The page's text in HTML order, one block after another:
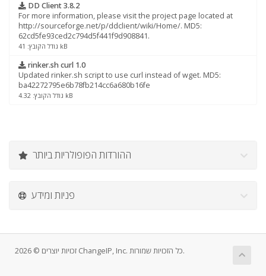
DD Client 3.8.2
For more information, please visit the project page located at
http://sourceforge.net/p/ddclient/wiki/Home/. MD5:
62cd5fe93ced2c794d5f441f9d908841.
גודל הקובץ: 41 kB
rinker.sh curl 1.0
Updated rinker.sh script to use curl instead of wget. MD5:
ba42272795e6b78fb214cc6a680b16fe
גודל הקובץ: 4.32 kB
ההורדות הפופולריות ביותר
פניות ומידע
זכויות יוצרים © 2026 ChangeIP, Inc. כל הזכויות שמורות.